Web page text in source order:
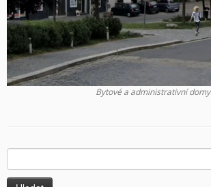
Bytové a administrativní domy
Vyhledávání